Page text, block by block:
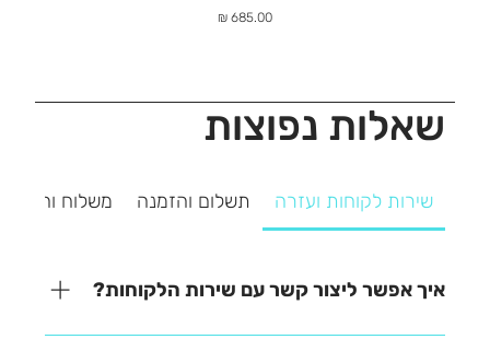
מחיר
שאלות נפוצות
שירות לקוחות ועזרה תשלום והזמנה משלוח
איך אפשר ליצור קשר עם שירות הלקוחות?
אנחנו כאן כדי לעזור! ניתן ליצור איתנו קשר בקלות דרך